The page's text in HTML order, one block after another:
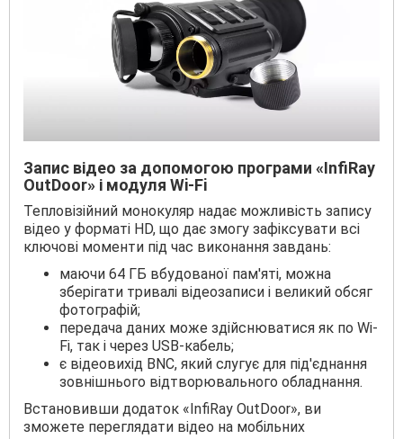
Запис відео за допомогою програми «InfiRay
OutDoor» і модуля Wi-Fi
Тепловізійний монокуляр надає можливість запису
відео у форматі HD, що дає змогу зафіксувати всі
ключові моменти під час виконання завдань:
маючи 64 ГБ вбудованої пам'яті, можна
зберігати тривалі відеозаписи і великий обсяг
фотографій;
передача даних може здійснюватися як по Wi-
Fi, так і через USB-кабель;
є відеовихід BNC, який слугує для під'єднання
зовнішнього відтворювального обладнання.
Встановивши додаток «InfiRay OutDoor», ви
зможете переглядати відео на мобільних